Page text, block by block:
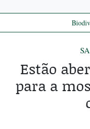
Estão
para a